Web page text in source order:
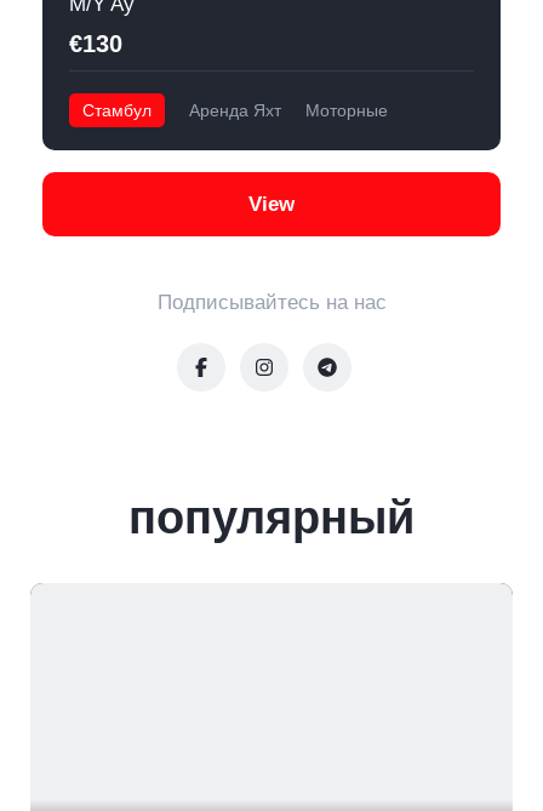
€130
Стамбул Аренда Яхт Моторные
Подписывайтесь на нас
View
популярный